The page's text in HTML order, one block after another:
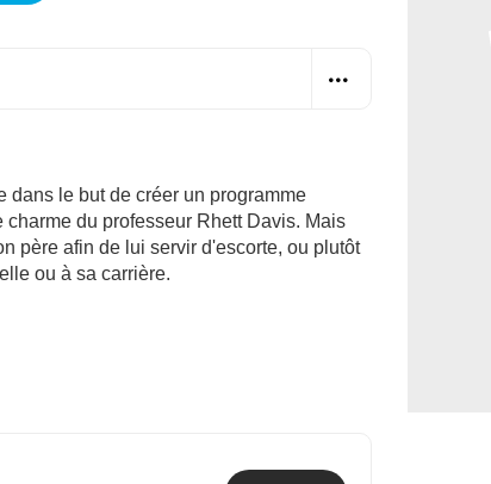
dans le but de créer un programme
du professeur Rhett Davis. Mais
père afin de lui servir d'escorte, ou plutôt
ou à sa carrière.